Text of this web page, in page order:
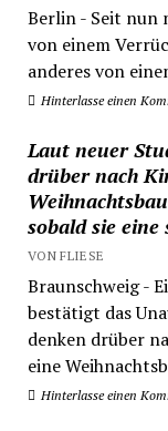
Berlin - Seit nun
von einem
anderes von
Hinterlasse einen
Laut neuer
drüber nach
sobald sie eine
VON FLIESE
Braunschweig -
bestätigt das
denken drüber
eine
Hinterlasse einen